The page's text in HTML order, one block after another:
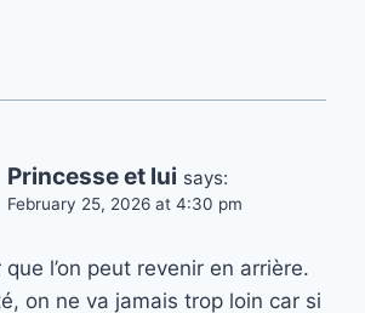
Princesse et lui says:
February 25, 2026 at 4:30 pm
que l’on peut revenir en arrière.
on ne va jamais trop loin car si